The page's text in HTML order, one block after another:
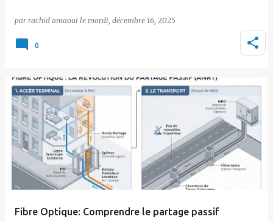
par rachid amaoui le mardi, décembre 16, 2025
0
Fibre Optique: Comprendre le partage passif